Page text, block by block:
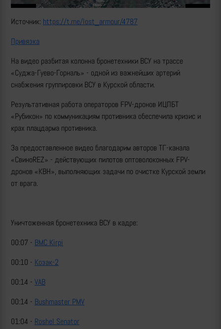
Источник: https://t.me/lost_armour/4787
Привязка
На видео разбитая колонна бронетехники ВСУ на трассе
«Суджа-Гуево-Горналь» - одной из важнейших артерий
снабжения группировки ВСУ в Курской области.
Результативная работа операторов FPV-дронов ИЦПБТ
«Рубикон» по коммуникациям противника обеспечила кризис и
крах плацдарма противника.
За предоставленное видео благодарим авторов ТГ-канала
«СвиноREZ» - действующих пилотов оптоволоконных FPV-
дронов «КВН», выполняющих задачи по очистке Курской земли
от врага.
Уничтоженная бронетехника ВСУ в кадре:
00:07 - BMC Kirpi
00:10 - Козак-2
00:14 - VAB
00:14 - Bushmaster PMV
01:04 - Roshel Senator